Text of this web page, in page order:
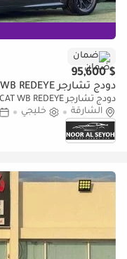
ضمان
$ 95,600
دودج تشارجر SRT HELLCAT WB REDEYE
دودج تشارجر SRT HELLCAT WB REDEYE
الشارقة
خليجي